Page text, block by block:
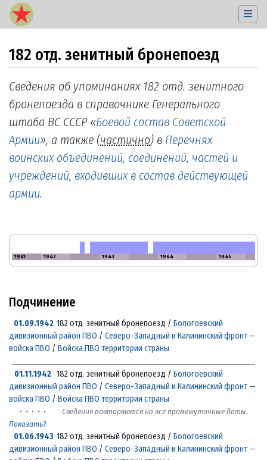
182 отд. зенитный бронепоезд
Перейти к:навигация,поиск
Сведения об упоминаниях 182 отд. зенитного
бронепоезда в справочнике Генерального
штаба ВС СССР «Боевой состав Советской
Армии», а также (частично) в Перечнях
воинских объединений, соединений, частей и
учреждений, входивших в состав действующей
армии.
1941 1942 1943 1944 1945
Подчинение
01.09.1942182 отд. зенитный бронепоезд /Бологоевский
дивизионный район ПВО / Северо-Западный и Калининский фронт —
войска ПВО / Войска ПВО территории страны
01.11.1942 182 отд. зенитный бронепоезд /Бологоевский
дивизионный район ПВО / Северо-Западный и Калининский фронт —
войска ПВО / Войска ПВО территории страны
· · · · ·
Сведения повторяются на все промежуточные даты.
Показать?
01.06.1943182 отд. зенитный бронепоезд /Бологоевский
дивизионный район ПВО / Северо-Западный и Калининский фронт —